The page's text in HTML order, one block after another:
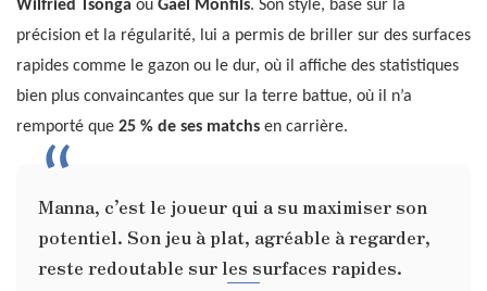
Wilfried Tsonga ou Gaël Monfils. Son style, basé sur la
précision et la régularité, lui a permis de briller sur des surfaces
rapides comme le gazon ou le dur, où il affiche des statistiques
bien plus convaincantes que sur la terre battue, où il n’a
remporté que 25 % de ses matchs en carrière.
Manna, c’est le joueur qui a su maximiser son
potentiel. Son jeu à plat, agréable à regarder,
reste redoutable sur les surfaces rapides.